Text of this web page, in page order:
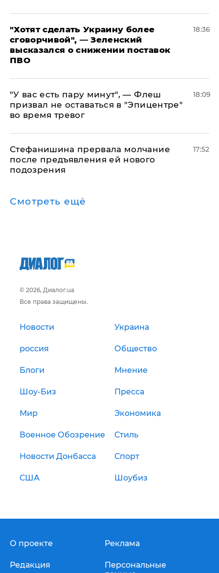
​"Хотят сделать Украину более
сговорчивой", — Зеленский
высказался о снижении поставок
ПВО
18:36
​"У вас есть пару минут", — Флеш
призвал не оставаться в "Эпицентре"
во время тревог
18:09
Стефанишина прервала молчание
после предъявления ей нового
подозрения
17:52
Смотреть ещё
© 2026, Диалог.ua
Все права защищены.
Новости Украина
россия Общество
Блоги Мнение
Шоу-Биз Пресса
Мир Экономика
Военное Обозрение Стиль
Новости Донбасса Спорт
США Шоубиз
О проекте
Редакция
Реклама
Персональные